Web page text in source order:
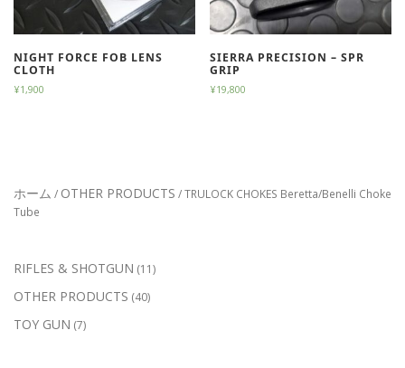
NIGHT FORCE FOB LENS
CLOTH
¥1,900
SIERRA PRECISION – SPR
GRIP
¥19,800
ホーム / OTHER PRODUCTS / TRULOCK CHOKES Beretta/Benelli Choke
Tube
RIFLES & SHOTGUN 111
OTHER PRODUCTS 404
TOY GUN 77